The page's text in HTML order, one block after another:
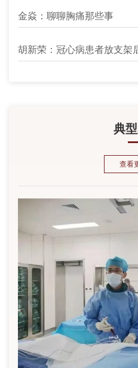
金焱：聊聊胸痛那些事
胡新荣：冠心病患者放支架
典
查看